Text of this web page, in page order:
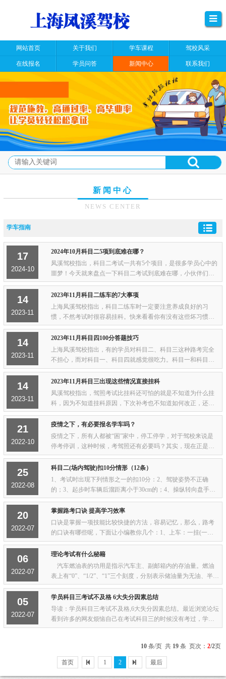
网站首页 关于我们 学车课程 驾校风采
在线报名 学员问答 新闻中心 联系我们
新闻中心
NEWS CENTER
学车指南
17
2024-10
2024年10月科目二5项到底难在哪？
凤溪驾校指出，科目二考试一共有5个项目，是很多学员心中的
噩梦！今天就来盘点一下科目二考试到底难在哪，小伙伴们赶
紧来避雷。1、坡道起步防止溜车问题：坡道起步后，离合如果
抬的太快就会导致熄火；抬的不够松刹车...
14
2023-11
2023年11月科目二练车的7大事项
上海凤溪驾校指出，科目二练车时一定要注意养成良好的习
惯，不然考试时很容易挂科。快来看看你有没有这些坏习惯！
学车驾考最怕出错，每次出错肯定都被教练骂。很多学员不能
理解，认为大家都是成年人，出了错说出来，...
14
2023-11
2023年11月科目四100分答题技巧
上海凤溪驾校指出，有的学员对科目二、科目三这种路考完全
不担心，而对科目一、科目四就感觉很吃力。科目一和科目四
是理论考试，今天跟大家聊聊科目四的答题技巧，作为整个驾
考里面的最后一项，可千万别在关键时刻掉...
14
2023-11
2023年11月科目三出现这些情况直接挂科
凤溪驾校指出，驾照考试比挂科还可怕的就是不知道为什么挂
科，因为不知道挂科原因，下次补考也不知道如何改正，还是
不能顺利通过考试。下面小编告诉大家科目三出现哪些情况会
直接挂科！上车准备起步1、不能正确使用安...
21
2022-10
疫情之下，有必要报名学车吗？
疫情之下，所有人都被“困”家中，停工停学，对于驾校来说是
停考停训，这种时候，考驾照还有必要吗？其实，现在正是报
考驾照的好时机。目前虽然停止了培训和考试，但是招生目前
依然是如火如荼，线上报名，一样沟通，...
25
2022-08
科目二(场内驾驶)扣10分情形（12条）
1、考试时出现下列情形之一的扣10分：2、驾驶姿势不正确
的；3、起步时车辆后溜距离小于30cm的；4、操纵转向盘手法
不合理的；5、起步或行驶中挂错挡，不能及时纠正的；6、起
步、转向、变更车道、超车、停车前不使用或...
20
2022-07
掌握路考口诀 提高学习效率
口诀是掌握一项技能比较快捷的方法，容易记忆，那么，路考
的口诀有哪些呢，下面让小编教你几个：1、上车：一挂(一档)
二转(向灯)三喇叭，四看(左后视镜)五放(手刹)六行走；2、行
车：一关(转向灯)二看(左右后视镜)；3、...
06
2022-07
理论考试有什么秘籍
汽车燃油表的功用是指示汽车主、副邮箱内的存油量。燃油
表上有“0”、“1/2”、“1”三个刻度，分别表示储油量为无油、半箱
油和满箱油。 燃油表是在点火开关接通后才开始工作。有
主、副油箱时，燃油表只能显示一...
05
2022-07
学员科目三考试不及格 6大失分因素总结
导读：学员科目三考试不及格,6大失分因素总结。最近浏览论坛
看到许多的网友烦恼自己在考试科目三的时候没有考过，学员
科目三考试不及格原因有哪些方面呢。今天小编给大家整理了
10 条/页 共 19 条 页次：2/2页
首页 1 2 最后